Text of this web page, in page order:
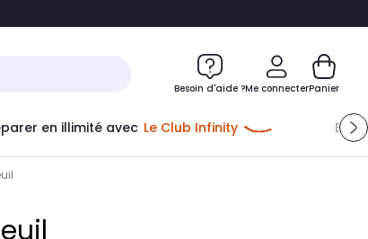
directement au chatbot
Besoin d'aide ?Me connecterPanier
en illimité avec Le Club Infinity